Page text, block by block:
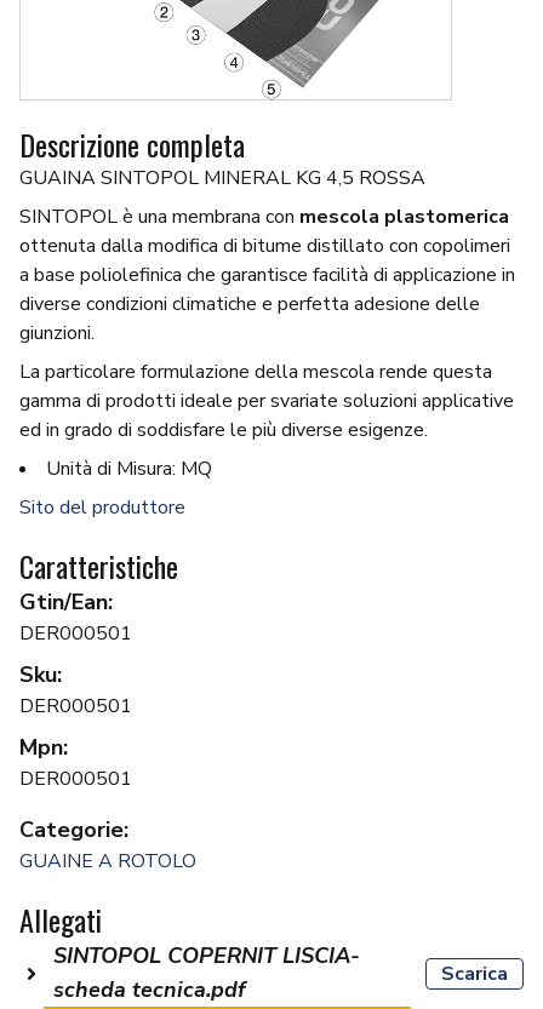
Descrizione completa
GUAINA SINTOPOL MINERAL KG 4,5 ROSSA
SINTOPOL è una membrana con mescola plastomerica
ottenuta dalla modifica di bitume distillato con copolimeri
a base poliolefinica che garantisce facilità di applicazione in
diverse condizioni climatiche e perfetta adesione delle
giunzioni.
La particolare formulazione della mescola rende questa
gamma di prodotti ideale per svariate soluzioni applicative
ed in grado di soddisfare le più diverse esigenze.
Unità di Misura: MQ
Sito del produttore
Caratteristiche
Gtin/Ean:
DER000501
Sku:
DER000501
Mpn:
DER000501
Categorie:
GUAINE A ROTOLO
Allegati
SINTOPOL COPERNIT LISCIA-
scheda tecnica.pdf
Scarica